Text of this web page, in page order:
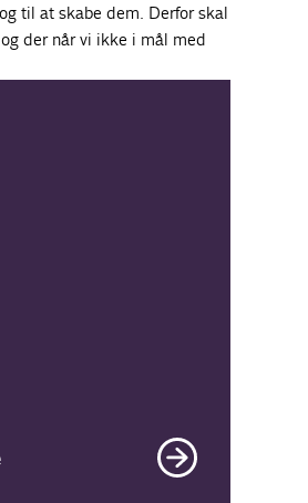
til at skabe dem. Derfor skal
der når vi ikke i mål med